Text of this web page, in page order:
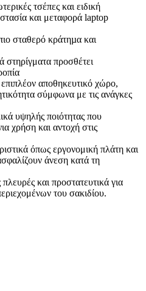
τσέπες και ειδική
και μεταφορά laptop
σταθερό κράτηµα και
προσθέτει
αποθηκευτικό χώρο,
σύμφωνα με τις ανάγκες
υψηλής ποιότητας που
χρήση και αντοχή στις
όπως εργονομική πλάτη και
άνεση κατά τη
και προστατευτικά για
του σακιδίου.